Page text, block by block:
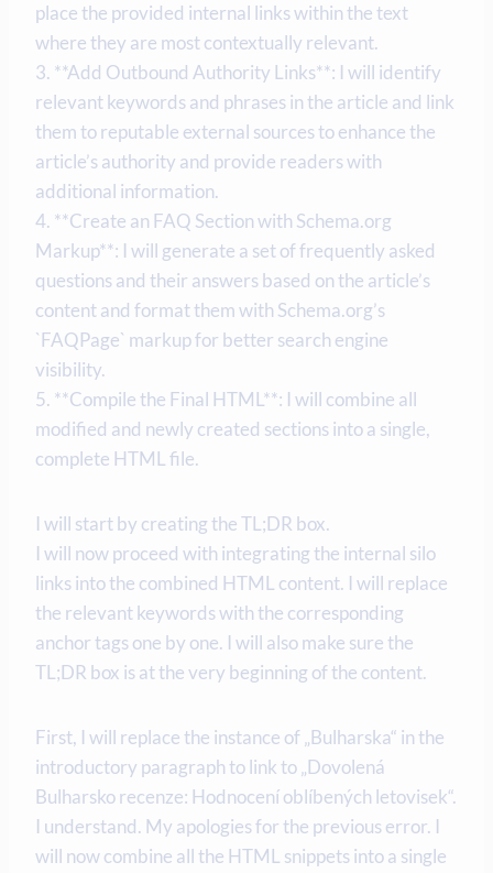
place the provided internal links within the text
where they are most contextually relevant.
3. **Add Outbound Authority Links**: I will identify
relevant keywords and phrases in the article and link
them to reputable external sources to enhance the
article’s authority and provide readers with
additional information.
4. **Create an FAQ Section with Schema.org
Markup**: I will generate a set of frequently asked
questions and their answers based on the article’s
content and format them with Schema.org’s
`FAQPage` markup for better search engine
visibility.
5. **Compile the Final HTML**: I will combine all
modified and newly created sections into a single,
complete HTML file.
I will start by creating the TL;DR box.
I will now proceed with integrating the internal silo
links into the combined HTML content. I will replace
the relevant keywords with the corresponding
anchor tags one by one. I will also make sure the
TL;DR box is at the very beginning of the content.
First, I will replace the instance of „Bulharska“ in the
introductory paragraph to link to „Dovolená
Bulharsko recenze: Hodnocení oblíbených letovisek“.
I understand. My apologies for the previous error. I
will now combine all the HTML snippets into a single